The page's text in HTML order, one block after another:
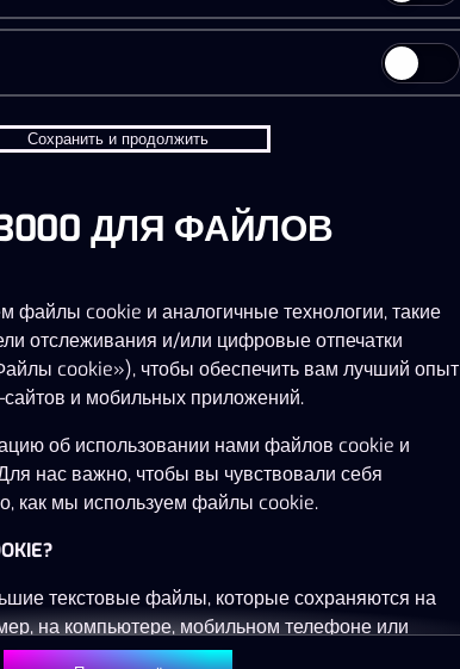
недоступна как демо-версия.
авторизуйся, чтобы играть в
Войти
Сохранить и продолжить
ДЛЯ ФАЙЛОВ
файлы cookie и аналогичные технологии, такие
отслеживания и/или цифровые отпечатки
cookie»), чтобы обеспечить вам лучший опыт
и мобильных приложений.
об использовании нами файлов cookie и
нас важно, чтобы вы чувствовали себя
как мы используем файлы cookie.
текстовые файлы, которые сохраняются на
на компьютере, мобильном телефоне или
веб-сайтов. Размещение файлов cookie